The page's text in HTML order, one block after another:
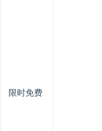
限时免费